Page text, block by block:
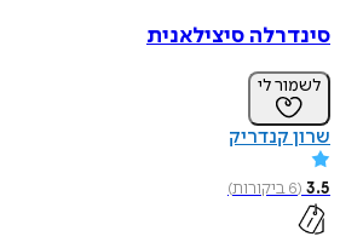
סינדרלה סיצילאנית
לשמור לי
שרון קנדריק
3.5
(
6ביקורות)